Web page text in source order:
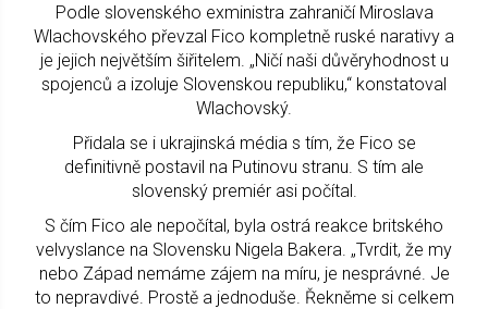
Podle slovenského exministra zahraničí Miroslava
Wlachovského převzal Fico kompletně ruské narativy a
je jejich největším šiřitelem. „Ničí naši důvěryhodnost u
spojenců a izoluje Slovenskou republiku,“ konstatoval
Wlachovský.
Přidala se i ukrajinská média s tím, že Fico se
definitivně postavil na Putinovu stranu. S tím ale
slovenský premiér asi počítal.
S čím Fico ale nepočítal, byla ostrá reakce britského
velvyslance na Slovensku Nigela Bakera. „Tvrdit, že my
nebo Západ nemáme zájem na míru, je nesprávné. Je
to nepravdivé. Prostě a jednoduše. Řekněme si celkem